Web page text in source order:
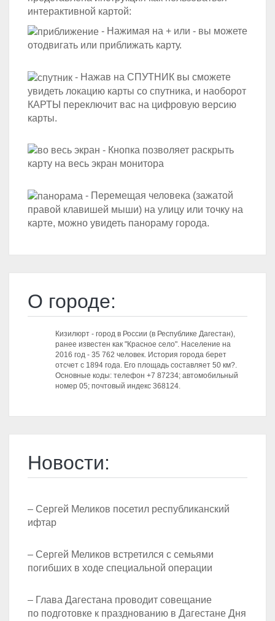
интерактивной картой:
- Нажимая на + или - вы можете
отодвигать или приближать карту.
- Нажав на СПУТНИК вы сможете
увидеть локацию карты со спутника, и наоборот
КАРТЫ переключит вас на цифровую версию
карты.
- Кнопка позволяет раскрыть
карту на весь экран монитора
- Перемещая человека (зажатой
правой клавишей мыши) на улицу или точку на
карте, можно увидеть панораму города.
О городе:
Кизилюрт - город в России (в Республике Дагестан),
ранее известен как "Красное село". Население на
2016 год - 35 762 человек. История города берет
отсчет с 1894 года. Его площадь составляет 50 км?.
Основные коды: телефон +7 87234; автомобильный
номер 05; почтовый индекс 368124.
Новости:
– Сергей Меликов посетил республиканский
ифтар
– Сергей Меликов встретился с семьями
погибших в ходе специальной операции
– Глава Дагестана проводит совещание
по подготовке к празднованию в Дагестане Дня